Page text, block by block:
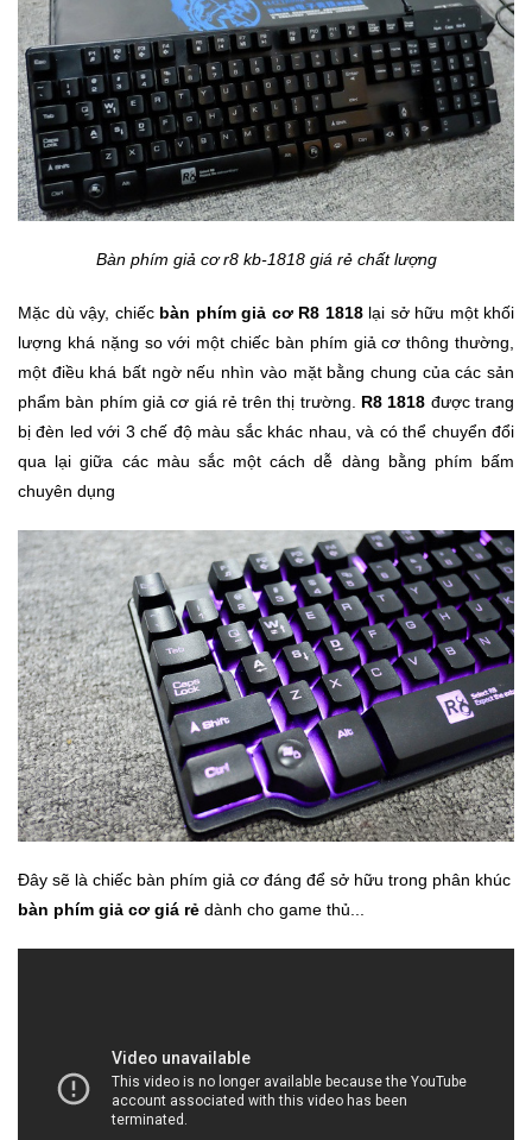
Bàn phím giả cơ r8 kb-1818 giá rẻ chất lượng
Mặc dù vậy, chiếc bàn phím giả cơ R8 1818 lại sở hữu một khối
lượng khá nặng so với một chiếc bàn phím giả cơ thông thường,
một điều khá bất ngờ nếu nhìn vào mặt bằng chung của các sản
phẩm bàn phím giả cơ giá rẻ trên thị trường. R8 1818 được trang
bị đèn led với 3 chế độ màu sắc khác nhau, và có thể chuyển đổi
qua lại giữa các màu sắc một cách dễ dàng bằng phím bấm
chuyên dụng
Đây sẽ là chiếc bàn phím giả cơ đáng để sở hữu trong phân khúc
bàn phím giả cơ giá rẻ dành cho game thủ...